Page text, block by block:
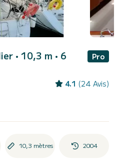
• 10,3 m • 6
Pro
4.1 (24 Avis)
10,3 mètres 2004